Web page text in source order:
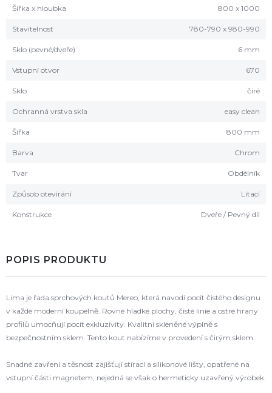
Šířka x hloubka 800 x 1000
Stavitelnost 780-790 x 980-990
Sklo (pevné/dveře) 6 mm
Vstupní otvor 670
Sklo čiré
Ochranná vrstva skla easy clean
Šířka 800 mm
Barva Chrom
Tvar Obdélník
Způsob otevírání Lítací
Konstrukce Dveře / Pevný díl
POPIS PRODUKTU
Lima je řada sprchových koutů Mereo, která navodí pocit čistého designu
v každé moderní koupelně. Rovné hladké plochy, čisté linie a ostré hrany
profilů umocňují pocit exkluzivity. Kvalitní skleněné výplně s
bezpečnostním sklem. Tento kout nabízíme v provedení s čirým sklem.
Snadné zavření a těsnost zajišťují stírací a silikonové lišty, opatřené na
vstupní části magnetem, nejedná se však o hermeticky uzavřený výrobek.